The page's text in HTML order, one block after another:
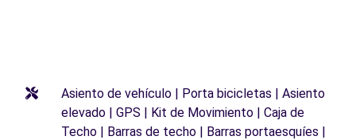
Asiento de vehículo | Porta bicicletas | Asiento
elevado | GPS | Kit de Movimiento | Caja de
Techo | Barras de techo | Barras portaesquíes |